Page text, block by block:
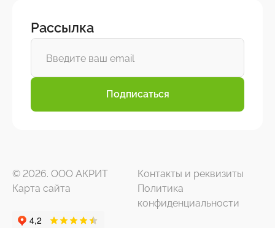
Рассылка
Подписаться
© 2026. ООО АКРИТ
Контакты и реквизиты
Карта сайта
Политика
конфиденциальности